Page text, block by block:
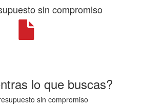
sin compromiso
lo que buscas?
sin compromiso